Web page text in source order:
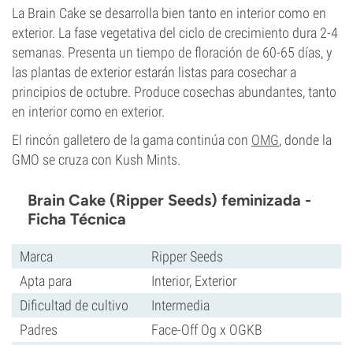
La Brain Cake se desarrolla bien tanto en interior como en
exterior. La fase vegetativa del ciclo de crecimiento dura 2-4
semanas. Presenta un tiempo de floración de 60-65 días, y
las plantas de exterior estarán listas para cosechar a
principios de octubre. Produce cosechas abundantes, tanto
en interior como en exterior.
El rincón galletero de la gama continúa con OMG, donde la
GMO se cruza con Kush Mints.
Brain Cake (Ripper Seeds) feminizada -
Ficha Técnica
Marca
Ripper Seeds
Apta para
Interior, Exterior
Dificultad de cultivo
Intermedia
Padres
Face-Off Og x OGKB